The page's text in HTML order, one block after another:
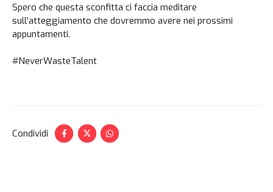
Spero che questa sconfitta ci faccia meditare
sull’atteggiamento che dovremmo avere nei prossimi
appuntamenti.
#NeverWasteTalent
Condividi